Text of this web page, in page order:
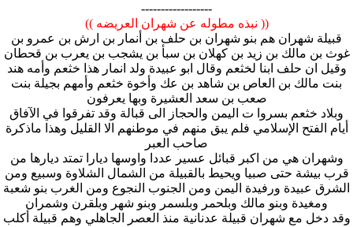
------------------
(( نبذه مطوله عن شهران العريضه ))
قبيلة شهران هم بنو شهران بن حلف بن أنمار بن ارش بن عمرو بن
غوث بن مالك بن زيد بن كهلان بن سبأ بن يشجب بن يعرب بن قحطان
وقيل ان حلف ابنا لخثعم وقال ابو عبيدة ولد انمار هذا خثعم وأمه هند
بنت مالك بن العاص بن شاهد بن عك وأخوة خثعم وأمهم بجيلة بنت
صعب بن سعد العشيرة وبها يعرفون
وبلاد خثعم بسروا ت اليمن والحجاز الى قبالة وقد تفرقوا في الآفاق
أيام الفتح الإسلامي فلم يبق منهم في موطنهم الا القليل وهذا ماذكرة
صاحب العبر
وشهران هي من اكبر قبائل عسير عددا واوسها ديارا تمتد ديارها من
قرب بيشة حتى صبيا ويحيط بالقبيلة من الشمال الشلاوة وسبيع ومن
الشرق عبيدة ورفيدة اليمن ومن الجنوب النجوع ومن الغرب بنو شعبة
ومغيدة وبنو مالك وبلحمر وبلسمر وبنو شهر وبلقرن وشمران
وقد دخل مع شهران قبيلة عدنانية منذ العصر الجاهلي وهم قبيلة أكلب